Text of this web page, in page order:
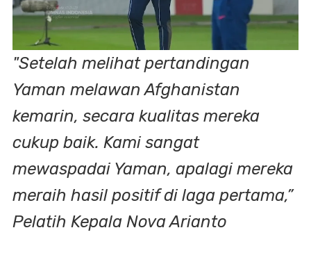
"Setelah melihat pertandingan
Yaman melawan Afghanistan
kemarin, secara kualitas mereka
cukup baik. Kami sangat
mewaspadai Yaman, apalagi mereka
meraih hasil positif di laga pertama,”
Pelatih Kepala Nova Arianto